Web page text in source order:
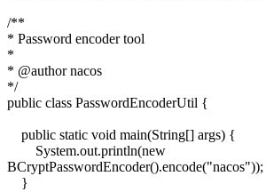
/**
* Password encoder tool
*
* @author nacos
*/
public class PasswordEncoderUtil {
public static void main(String[] args) {
System.out.println(new
BCryptPasswordEncoder().encode("nacos"));
}